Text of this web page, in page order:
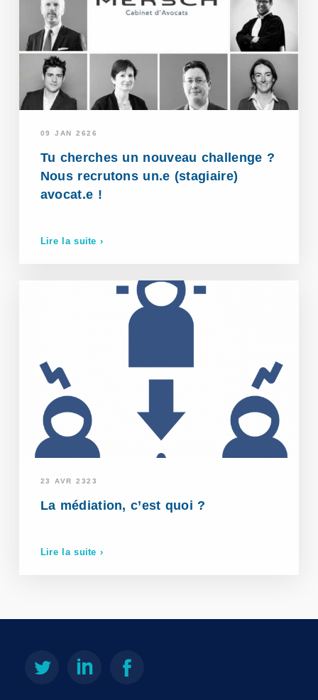
09 JAN 2626
Tu cherches un nouveau challenge ?
Nous recrutons un.e (stagiaire)
avocat.e !
Lire la suite ›
23 AVR 2323
La médiation, c’est quoi ?
Lire la suite ›